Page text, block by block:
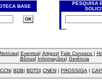
BASE
PESQUISA
Notícias| Eventos| Artigos| Fale Conosco |
Bônus| Informações| Gerência
CCN| BDB| BDTD| CNEN | PROSSIGA |